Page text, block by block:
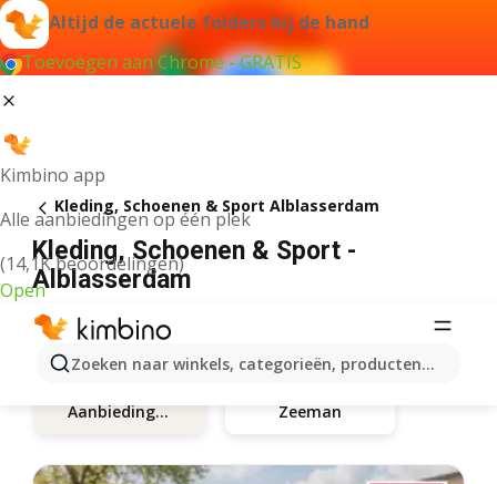
Altijd de actuele folders bij de hand
Toevoegen aan Chrome - GRATIS
Kimbino app
Alle aanbiedingen op één plek
(14,1K beoordelingen)
Open
Zoeken naar winkels, categorieën, producten...
Kleding, Schoenen & Sport Alblasserdam
Kleding, Schoenen & Sport -
Alblasserdam
Aanbiedingen Zeeman